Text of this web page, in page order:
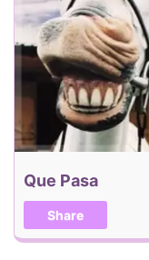
Que Pasa
Share